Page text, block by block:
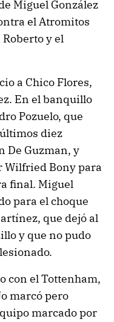
Miguel González
el Atromitos
y el
a Chico Flores,
En el banquillo
Pozuelo, que
diez
De Guzman, y
Wilfried Bony para
final. Miguel
para el choque
que dejó al
y que no pudo
con el Tottenham,
marcó pero
marcado por